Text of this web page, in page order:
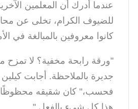
عندما أدرك أن المعلمين
للضيوف الكرام، تخلى عن
كانوا معروفين بالمبالغة في
"ورقة رابحة مخفية؟ لا
جديرة بالملاحظة. أجابت
فحسب،" كان شقيقه محظوظًا
هذا كل شيء بالفعل."